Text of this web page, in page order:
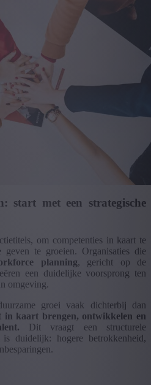
start met een strategische
om competenties in kaart te
te groeien. Organisaties die
planning, gericht op de
een duidelijke voorsprong ten
omgeving.
groei vaak dichterbij dan
in kaart brengen, ontwikkelen en
Dit vraagt een structurele
duidelijk: hogere betrokkenheid,